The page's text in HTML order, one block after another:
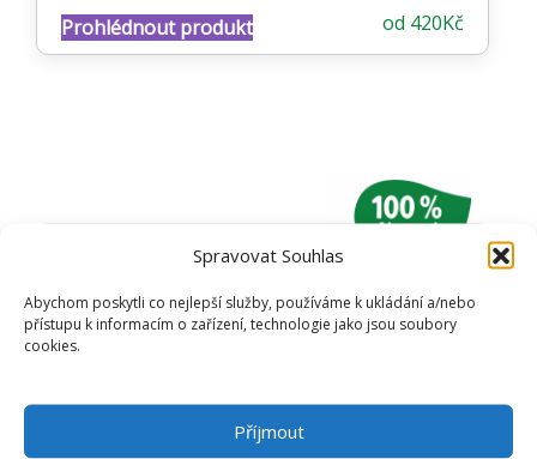
Spravovat Souhlas
Abychom poskytli co nejlepší služby, používáme k ukládání a/nebo
přístupu k informacím o zařízení, technologie jako jsou soubory
cookies.
Příjmout
4.11z 5 od 420Kč
Prohlédnout produkt
DARY PŘÍRODY
SLOŽENÍ:
majoránka, Cymbopogon citratus– lemongrass,
Vetiveria zizainoides – vetiver, Jasminum
grandiflorum – jasmín, Rosa damascena - růže,